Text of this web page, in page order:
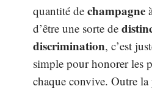
quantité de champagne
d’être une sorte de
discrimination, c’est
simple pour honorer les
chaque convive. Outre